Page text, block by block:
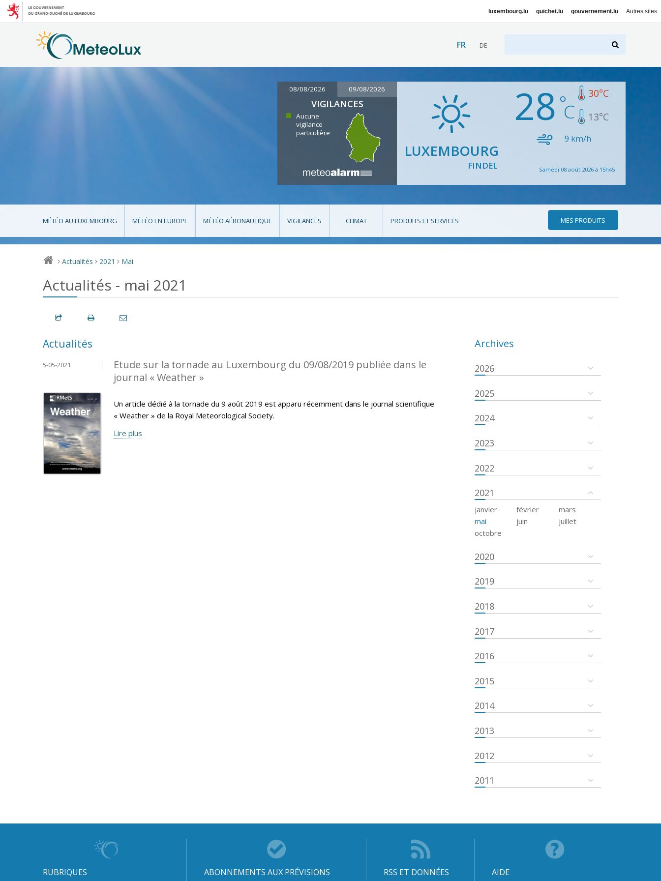
luxembourg.lu guichet.lu gouvernement.lu Autres sites
FR DE
08/08/2026 09/08/2026
VIGILANCES
Aucune
vigilance
particulière
LUXEMBOURG
FINDEL
28 30°C
13°C
9 km/h
Samedi 08 août 2026 à 15h45
MÉTÉO AU LUXEMBOURG MÉTÉO EN EUROPE MÉTÉO AÉRONAUTIQUE VIGILANCES CLIMAT PRODUITS ET SERVICES MES PRODUITS
> Actualités > 2021 > Mai
Actualités - mai 2021
Actualités
Etude sur la tornade au Luxembourg du 09/08/2019 publiée dans le
journal « Weather »
5-05-2021
Un article dédié à la tornade du 9 août 2019 est apparu récemment dans le journal scientifique
« Weather » de la Royal Meteorological Society.
Lire plus
Archives
2026
2025
2024
2023
2022
2021
janvier février
mars
mai
juin
juillet
octobre
2020
2019
2018
2017
2016
2015
2014
2013
2012
2011
RUBRIQUES ABONNEMENTS AUX PRÉVISIONS RSS ET DONNÉES AIDE